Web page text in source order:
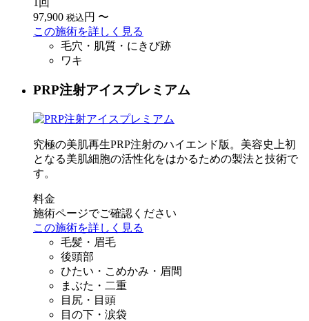
1回
97,900 税込 円 〜
この施術を詳しく見る
毛穴・肌質・にきび跡
ワキ
PRP注射アイスプレミアム
究極の美肌再生PRP注射のハイエンド版。美容史上初
となる美肌細胞の活性化をはかるための製法と技術で
す。
料金
施術ページでご確認ください
この施術を詳しく見る
毛髪・眉毛
後頭部
ひたい・こめかみ・眉間
まぶた・二重
目尻・目頭
目の下・涙袋